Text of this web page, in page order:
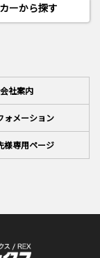
ーから探す
会社案内
ォメーション
様専用ページ